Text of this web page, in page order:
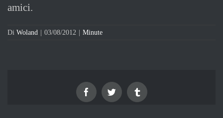
amici.
Di Woland 03/08/2012 Minute
FacebookTwitter Tumblr